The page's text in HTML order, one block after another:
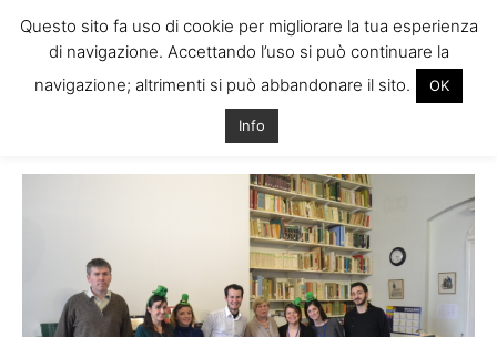
Questo sito fa uso di cookie per migliorare la tua esperienza
di navigazione. Accettando l’uso si può continuare la
navigazione; altrimenti si può abbandonare il sito.
OK
Info